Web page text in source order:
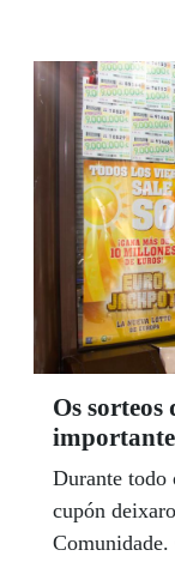
reclama o
Manuel
Territorial,
anfitrións da
do
Manel
Os
Durante todo
cupón
Comunidade.